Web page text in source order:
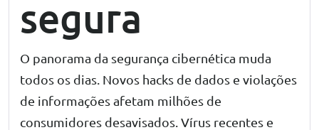
segura
O panorama da segurança cibernética muda
todos os dias. Novos hacks de dados e violações
de informações afetam milhões de
consumidores desavisados. Vírus recentes e